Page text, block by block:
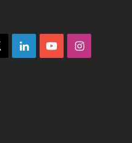
LinkedIn YouTubeInstagram